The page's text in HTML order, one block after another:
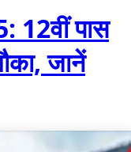
12वीं पास
जानें